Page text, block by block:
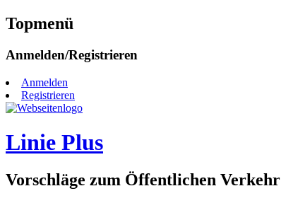
Topmenü
Zum
springen
Anmelden/Registrieren
Anmelden
Registrieren
Linie Plus
Vorschläge zum Öffentlichen Verkehr